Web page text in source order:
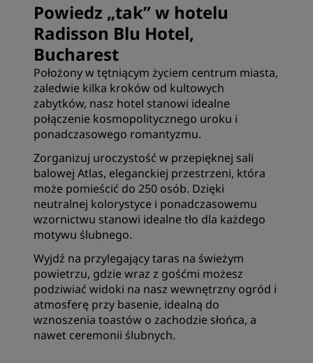
Powiedz „tak” w hotelu
Radisson Blu Hotel,
Bucharest
Położony w tętniącym życiem centrum miasta,
zaledwie kilka kroków od kultowych
zabytków, nasz hotel stanowi idealne
połączenie kosmopolitycznego uroku i
ponadczasowego romantyzmu.
Zorganizuj uroczystość w przepięknej sali
balowej Atlas, eleganckiej przestrzeni, która
może pomieścić do 250 osób. Dzięki
neutralnej kolorystyce i ponadczasowemu
wzornictwu stanowi idealne tło dla każdego
motywu ślubnego.
Wyjdź na przylegający taras na świeżym
powietrzu, gdzie wraz z gośćmi możesz
podziwiać widoki na nasz wewnętrzny ogród i
atmosferę przy basenie, idealną do
wznoszenia toastów o zachodzie słońca, a
nawet ceremonii ślubnych.